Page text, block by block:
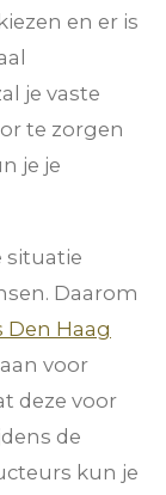
en er is
je vaste
te zorgen
je je
situatie
Daarom
Den Haag
voor
deze voor
de
kun je